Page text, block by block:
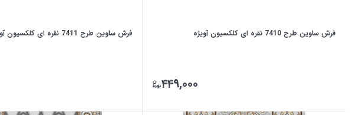
فرش ساوین طرح 7410 نقره ای کلکسیون آویژه
۴۴۹,۰۰۰
فرش ساوین طرح 7411 نقره ای کلکسیون آویژه